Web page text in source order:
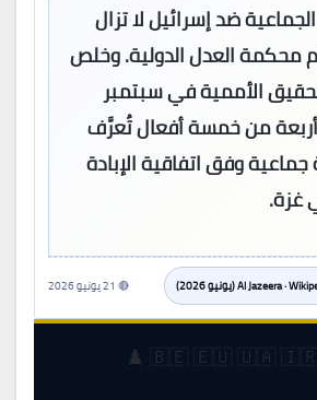
ضد إسرائيل لا تزال
محكمة العدل الدولية. وخلص
الأممية في سبتمبر
أن أربعة من خمسة أفعال تُعرَّف
وفق اتفاقية الإبادة
غزة.
🔴 21 يونيو 2026
🇧🇪 🇪🇺 🇺🇦 🇮🇷